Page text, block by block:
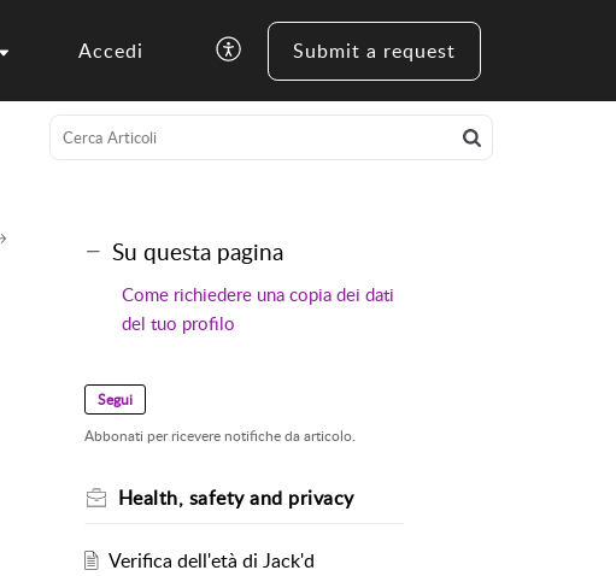
Accedi Submit a request
Su questa pagina
Come richiedere una copia dei dati
del tuo profilo
Segui
Abbonati per ricevere notifiche da articolo.
Health, safety and privacy
Verifica dell'età di Jack'd